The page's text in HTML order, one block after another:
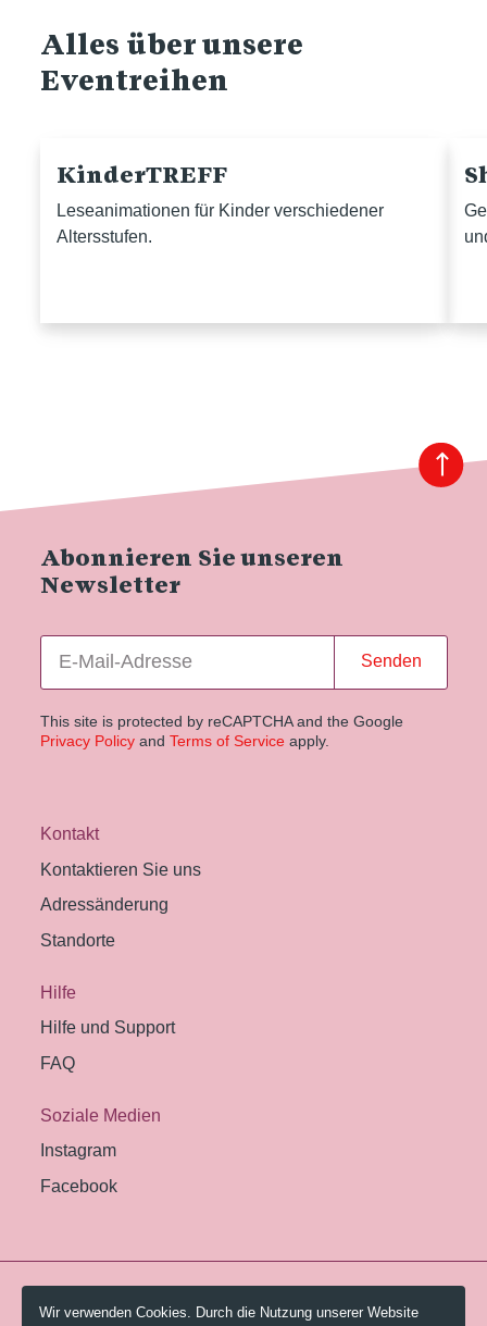
Alles über unsere
Eventreihen
KinderTREFF
Leseanimationen für Kinder verschiedener
Altersstufen.
Abonnieren Sie unseren
Newsletter
Senden
This site is protected by reCAPTCHA and the Google
Privacy Policyand Terms of Service apply.
Kontakt
Kontaktieren Sie uns
Adressänderung
Standorte
Hilfe
Hilfe und Support
FAQ
Soziale Medien
Instagram
Facebook
© 2026 Pestalozzi-Bibliothek Zürich.
Wir verwenden Cookies. Durch die Nutzung unserer Website